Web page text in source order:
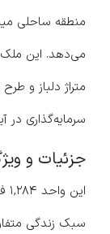
سرمایه‌گذاری در
جزئیات و
سبک زندگی